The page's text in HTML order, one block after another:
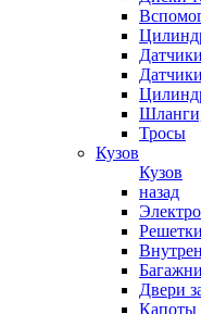
Тросы
Кузов
Кузов
назад
Двери
Капоты